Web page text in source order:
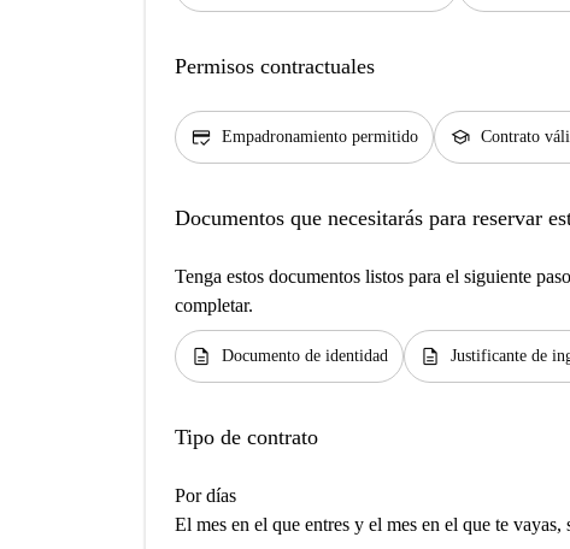
Permisos contractuales
credit_score Empadronamiento permitido school Contrato
Documentos que necesitarás para reservar
Tenga estos documentos listos para el siguiente
completar.
description Documento de identidad description Justificante de
Tipo de contrato
Por días
El mes en el que entres y el mes en el que te